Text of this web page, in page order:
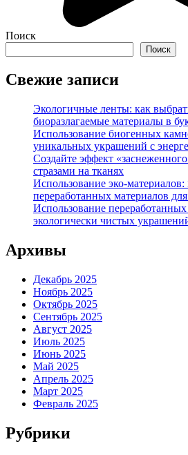
Поиск
Поиск
Свежие записи
Экологичные ленты: как
биоразлагаемые материалы в
Использование биогенных
уникальных украшений с
Создайте эффект
стразами на тканях
Использование эко-
переработанных материалов
Использование
экологически чистых
Архивы
Декабрь 2025
Ноябрь 2025
Октябрь 2025
Сентябрь 2025
Август 2025
Июль 2025
Июнь 2025
Май 2025
Апрель 2025
Март 2025
Февраль 2025
Рубрики